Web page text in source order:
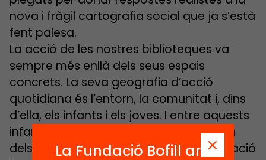
nova i fràgil cartografia social que ja s’està
fent palesa.
La acció de les nostres biblioteques va
sempre més enllà dels seus espais
concrets. La seva geografia d’acció
quotidiana és l’entorn, la comunitat i, dins
d’ella, els infants i els joves. I entre aquests
infants o joves, aquells que no disposen
dels mateixos mitjans ni la mateixa situació
La Fundació Bofill ara